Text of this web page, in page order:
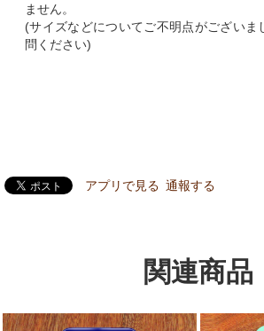
ません。
(サイズなどについてご不明点がございま
問ください)
アプリで見る 通報する
関連商品